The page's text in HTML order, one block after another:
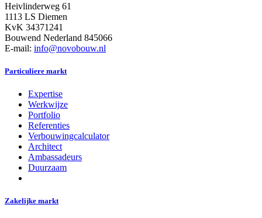
Heivlinderweg 61
1113 LS Diemen
KvK 34371241
Bouwend Nederland 845066
E-mail: info@novobouw.nl
Particuliere markt
Expertise
Werkwijze
Portfolio
Referenties
Verbouwingcalculator
Architect
Ambassadeurs
Duurzaam
Zakelijke markt